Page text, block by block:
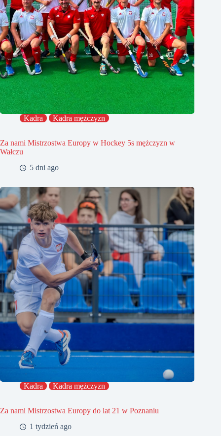
Kadra Kadra mężczyzn
Za nami Mistrzostwa Europy w Hockey 5s mężczyzn w
Wałczu
5 dni ago
Kadra Kadra mężczyzn
Za nami Mistrzostwa Europy do lat 21 w Poznaniu
1 tydzień ago